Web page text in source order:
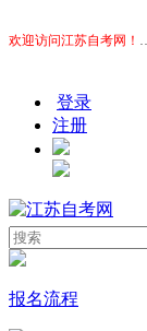
欢迎访问
登录
注册
报名流程